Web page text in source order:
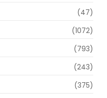
(47)
(1072)
(793)
(243)
(375)